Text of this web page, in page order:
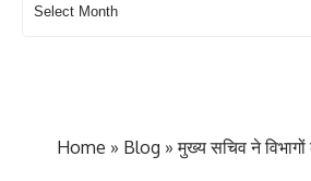
Home » Blog »मुख्य सचिव ने